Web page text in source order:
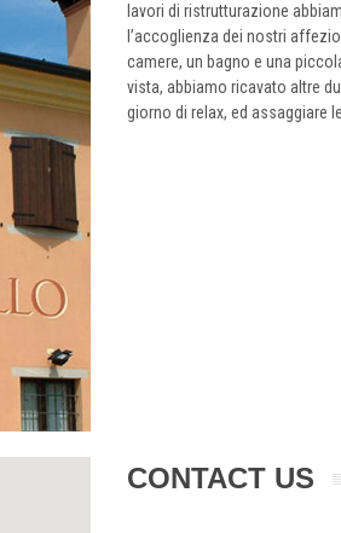
lavori di ristrutturazione
l’accoglienza dei nostri
camere, un bagno e una
vista, abbiamo ricavato altre
giorno di relax, ed assaggiare
CONTACT US